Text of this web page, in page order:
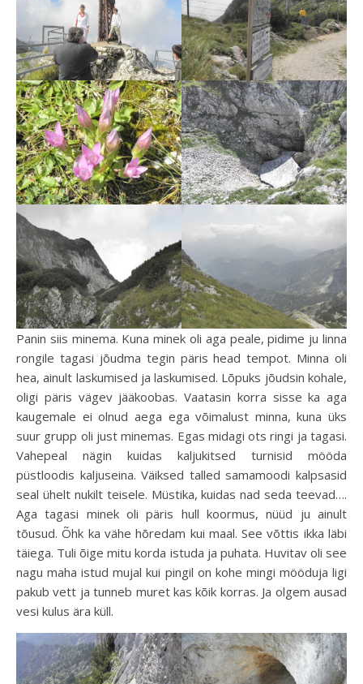
Panin siis minema. Kuna minek oli aga peale, pidime ju linna
rongile tagasi jõudma tegin päris head tempot. Minna oli
hea, ainult laskumised ja laskumised. Lõpuks jõudsin kohale,
oligi päris vägev jääkoobas. Vaatasin korra sisse ka aga
kaugemale ei olnud aega ega võimalust minna, kuna üks
suur grupp oli just minemas. Egas midagi ots ringi ja tagasi.
Vahepeal nägin kuidas kaljukitsed turnisid mööda
püstloodis kaljuseina. Väiksed talled samamoodi kalpsasid
seal ühelt nukilt teisele. Müstika, kuidas nad seda teevad….
Aga tagasi minek oli päris hull koormus, nüüd ju ainult
tõusud. Õhk ka vähe hõredam kui maal. See võttis ikka läbi
täiega. Tuli õige mitu korda istuda ja puhata. Huvitav oli see
nagu maha istud mujal kui pingil on kohe mingi mööduja ligi
pakub vett ja tunneb muret kas kõik korras. Ja olgem ausad
vesi kulus ära küll.